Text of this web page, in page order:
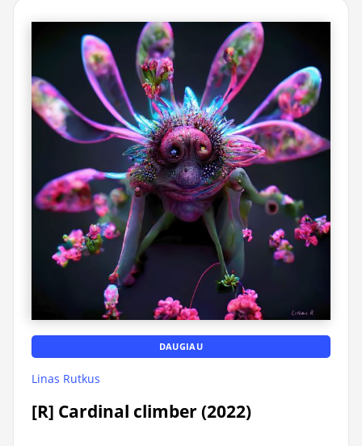
DAUGIAU
Linas Rutkus
[R] Cardinal climber (2022)